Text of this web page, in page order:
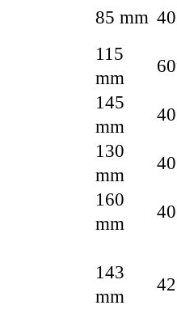
85 mm
115
mm
145
mm
130
mm
160
mm
143
mm